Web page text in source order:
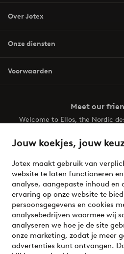
Jouw koekjes, jouw
Jotex maakt gebruik van
website te laten functioneren
analyse, aangepaste inhoud en
ervaring op onze website te
persoonsgegevens en cookies
analysebedrijven waarmee wij
analyseren we hoe je de site
onze marketing, zodat je meer
advertenties kunt ontvangen.
Over Jotex
Onze diensten
Voorwaarden
Meet our
Welcome to Ellos, the Nordic
your wardrobe. Your next
Veilig betalen - Nu
Wil je meer weten over